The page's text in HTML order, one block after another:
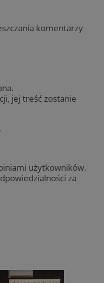
komentarzy
jej treść zostanie
użytkowników.
za